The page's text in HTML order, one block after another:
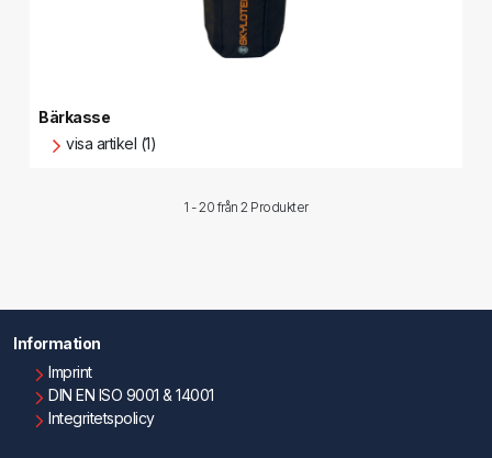
Bärkasse
visa artikel (1)
1 - 20 från2 Produkter
Information
Imprint
DIN EN ISO 9001 & 14001
Integritetspolicy